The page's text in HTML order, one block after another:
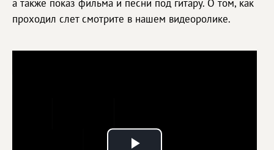
а также показ фильма и песни под гитару. О том, как
проходил слет смотрите в нашем видеоролике.